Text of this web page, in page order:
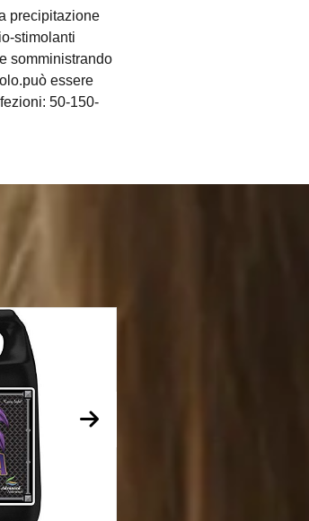
precipitazione
stimolanti
somministrando
essere
50-150-